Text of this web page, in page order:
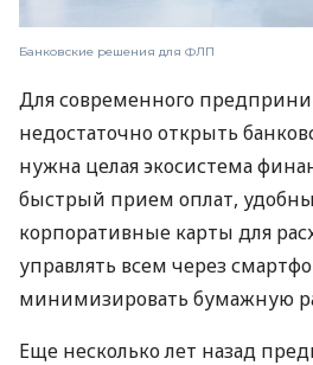
Банковские решения для ФЛП
Для современного
недостаточно открыть
нужна целая экосистема
быстрый прием оплат,
корпоративные карты для
управлять всем через
минимизировать бумажную
Еще несколько лет назад